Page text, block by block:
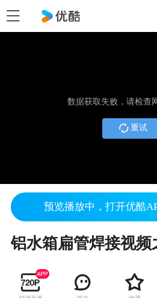
数据获取失败，请检查
重试
预览播放中，打开优酷